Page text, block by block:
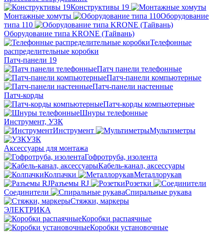
Конструктивы 19
Монтажные хомуты
Оборудование
типа 110
Оборудование типа KRONE (Тайвань)
Телефонные
распределительные коробки
Патч-панели 19
Патч панели телефонные
Патч-панели компьютерные
Патч-панели настенные
Патч-корды
Патч-корды компьютерные
Шнуры телефонные
Инструмент, УЗК
Инструмент
Мультиметры
УЗК
Аксессуары для монтажа
Гофротруба, изолента
Кабель-канал, аксессуары
Колпачки
Металлорукав
Разъемы RJ
Розетки
Соединители
Спиральные рукава
Стяжки, маркеры
ЭЛЕКТРИКА
Коробки распаячные
Коробки установочные